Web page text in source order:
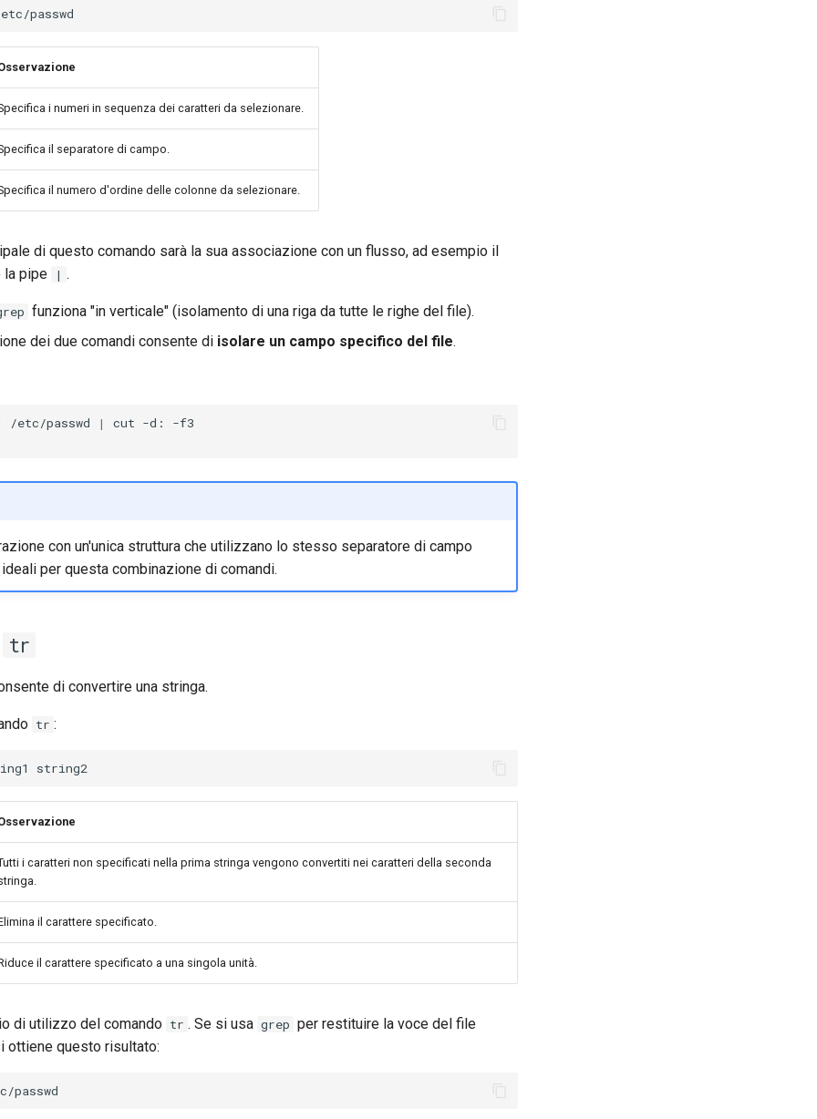
i numeri in sequenza dei caratteri da selezionare.
il separatore di campo.
il numero d'ordine delle colonne da selezionare.
di questo comando sarà la sua associazione con un flusso, ad esempio il
la pipe | .
funziona "in verticale" (isolamento di una riga da tutte le righe del file).
dei due comandi consente di isolare un campo specifico del file.
/etc/passwd | cut -d:
con un'unica struttura che utilizzano lo stesso separatore di campo
per questa combinazione di comandi.
tr
di convertire una stringa.
tr :
i caratteri non specificati nella prima stringa vengono convertiti nei caratteri della seconda
il carattere specificato.
il carattere specificato a una singola unità.
di utilizzo del comando tr . Se si usa grep per restituire la voce del file
ottiene questo risultato: